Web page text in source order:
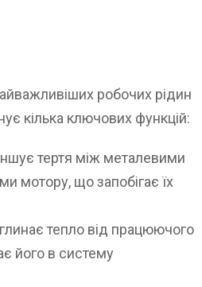
робочих рідин
кілька ключових функцій:
тертя між металевими
мотору, що запобігає їх
тепло від працюючого
його в систему